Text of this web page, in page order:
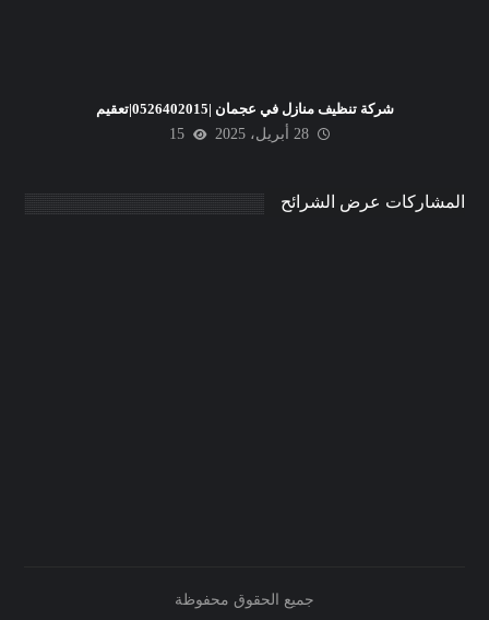
شركة تنظيف منازل في عجمان |0526402015|تعقيم
28 أبريل، 2025
15
المشاركات عرض الشرائح
جميع الحقوق محفوظة